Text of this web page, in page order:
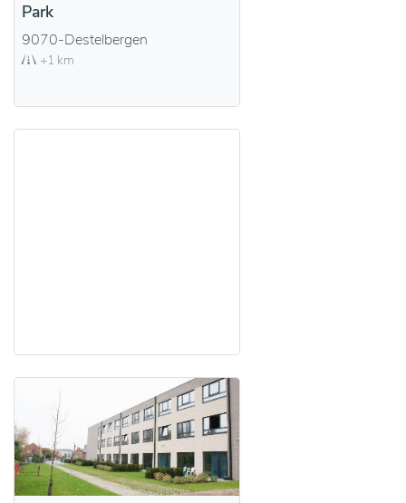
Park
9070-Destelbergen
+1 km